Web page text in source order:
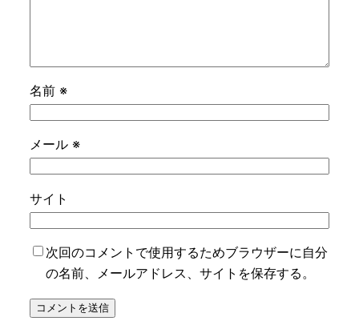
名前 ※
メール ※
サイト
次回のコメントで使用するためブラウザーに自分
の名前、メールアドレス、サイトを保存する。